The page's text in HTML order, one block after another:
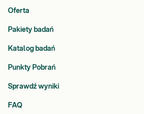
Oferta
Pakiety badań
Katalog badań
Punkty Pobrań
Sprawdź wyniki
FAQ